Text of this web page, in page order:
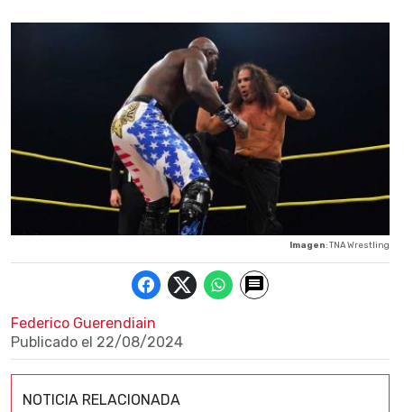
Imagen: TNA Wrestling
Federico Guerendiain
Publicado el 22/08/2024
NOTICIA RELACIONADA